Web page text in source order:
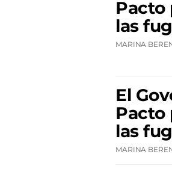
Pacto
las
MARINA
El
Pacto
las
MARINA